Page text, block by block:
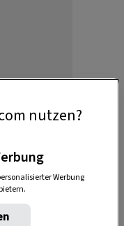
nutzen?
Werbung